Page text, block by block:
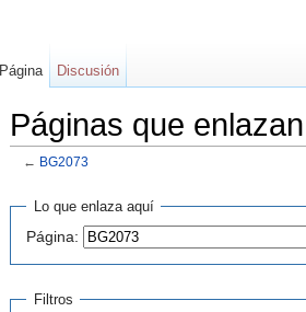
Páginas que
← BG2073
Lo que enlaza aquí
Página:
Filtros
Página Discusión